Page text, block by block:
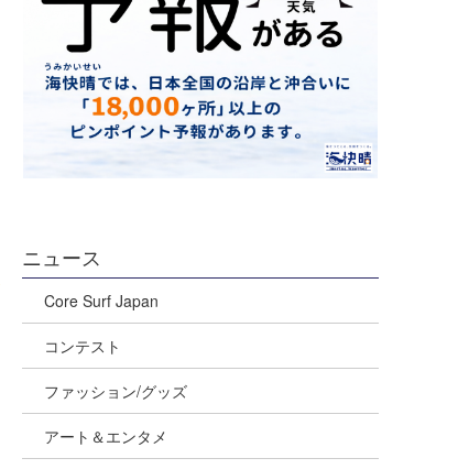
ニュース
Core Surf Japan
コンテスト
ファッション/グッズ
アート＆エンタメ